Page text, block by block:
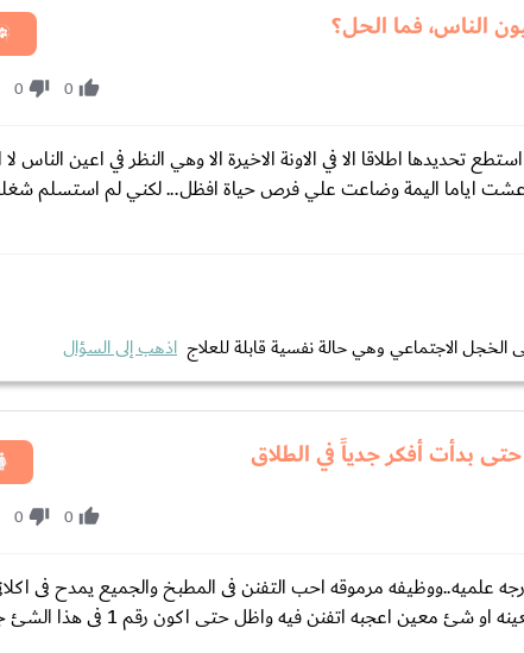
الناس، فما الحل؟
0
0
ولدي ابن... عشت 25 سنة بحالة لم استطع تحديدها اطلاقا الا في الاونة الاخيرة الا وهي النظر في اعين
عشت اياما اليمة وضاعت علي فرص حياة افظل... لكني لم استسلم
الاجتماعي وهي حالة نفسية قابلة للعلاج اذهب إلى السؤال
بدأت أفكر جدياً في الطلاق
0
0
علميه..ووظيفه مرموقه احب التفنن فى المطبخ والجميع يمدح فى
حدود ..اسعى للتقدم فى كل مجال وعندما يتحدث زوجى عن اكله معينه